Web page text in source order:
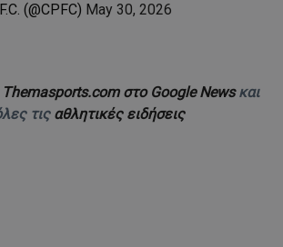
(@CPFC) May 30, 2026
Themasports.com στο Google Newsκαι
τις αθλητικές ειδήσεις